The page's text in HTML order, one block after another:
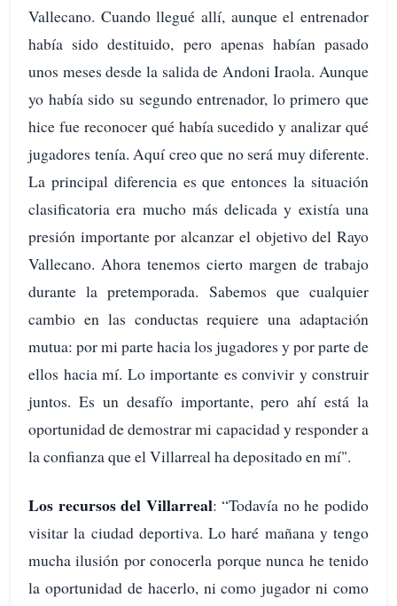
Vallecano. Cuando llegué allí, aunque el entrenador
había sido destituido, pero apenas habían pasado
unos meses desde la salida de Andoni Iraola. Aunque
yo había sido su segundo entrenador, lo primero que
hice fue reconocer qué había sucedido y analizar qué
jugadores tenía. Aquí creo que no será muy diferente.
La principal diferencia es que entonces la situación
clasificatoria era mucho más delicada y existía una
presión importante por alcanzar el objetivo del Rayo
Vallecano. Ahora tenemos cierto margen de trabajo
durante la pretemporada. Sabemos que cualquier
cambio en las conductas requiere una adaptación
mutua: por mi parte hacia los jugadores y por parte de
ellos hacia mí. Lo importante es convivir y construir
juntos. Es un desafío importante, pero ahí está la
oportunidad de demostrar mi capacidad y responder a
la confianza que el Villarreal ha depositado en mí".
Los recursos del Villarreal: “Todavía no he podido
visitar la ciudad deportiva. Lo haré mañana y tengo
mucha ilusión por conocerla porque nunca he tenido
la oportunidad de hacerlo, ni como jugador ni como